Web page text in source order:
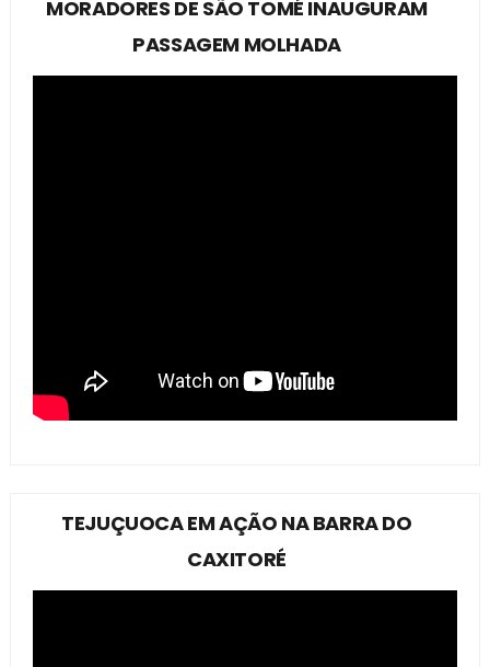
MORADORES DE SÃO TOMÉ INAUGURAM
PASSAGEM MOLHADA
TEJUÇUOCA EM AÇÃO NA BARRA DO
CAXITORÉ